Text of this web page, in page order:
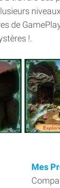
de
!.
Mes